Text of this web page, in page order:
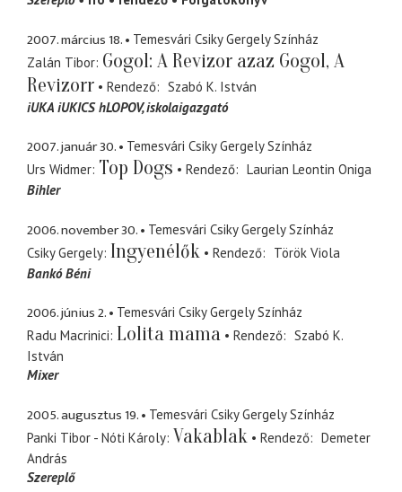
2007. március 18.
Temesvári Csiky Gergely Színház
Zalán Tibor Gogol: A Revizor azaz Gogol, A
Revizorr
Rendező
Szabó K. István
iUKA iUKICS hLOPOV iskolaigazgató
2007. január 30.
Temesvári Csiky Gergely Színház
Urs Widmer Top Dogs Rendező
Laurian Leontin Oniga
Bihler
2006. november 30.
Temesvári Csiky Gergely Színház
Csiky Gergely Ingyenélők Rendező
Török Viola
Bankó Béni
2006. június 2.
Temesvári Csiky Gergely Színház
Radu Macrinici Lolita mama Rendező
Szabó K.
István
Mixer
2005. augusztus 19.
Temesvári Csiky Gergely Színház
Panki Tibor - Nóti Károly Vakablak Rendező
Demeter
András
Szereplő